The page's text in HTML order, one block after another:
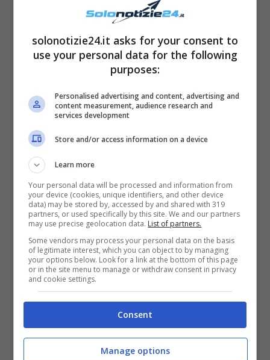
Grande Fratello Vip, Katia è
la più “viziata”, parla Jo
Squillo
È sicuramentela super privilegiata, ma
anche rispettata,viziata, coccolata”ha detto
senza mezzi termini la Ricciarelli.
Perché
ricordiamoci che ha la sua cameretta.Oltre la
camera ha anche il suo bagno privato”
solonotizie24.it asks for your consent to
use your personal data for the following
purposes:
Personalised advertising and content, advertising and
content measurement, audience research and
services development
Store and/or access information on a device
Learn more
Your personal data will be processed and information from
your device (cookies, unique identifiers, and other device
data) may be stored by, accessed by and shared with 319
partners, or used specifically by this site. We and our partners
may use precise geolocation data. List of partners.
Some vendors may process your personal data on the basis
of legitimate interest, which you can object to by managing
your options below. Look for a link at the bottom of this page
or in the site menu to manage or withdraw consent in privacy
and cookie settings.
Consent
Manage options